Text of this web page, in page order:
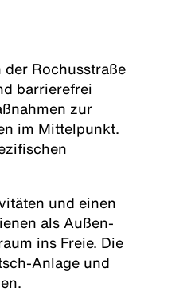
Rochusstraße
barrierefrei
zur
im Mittelpunkt.
und einen
als Außen-
ins Freie. Die
Anlage und